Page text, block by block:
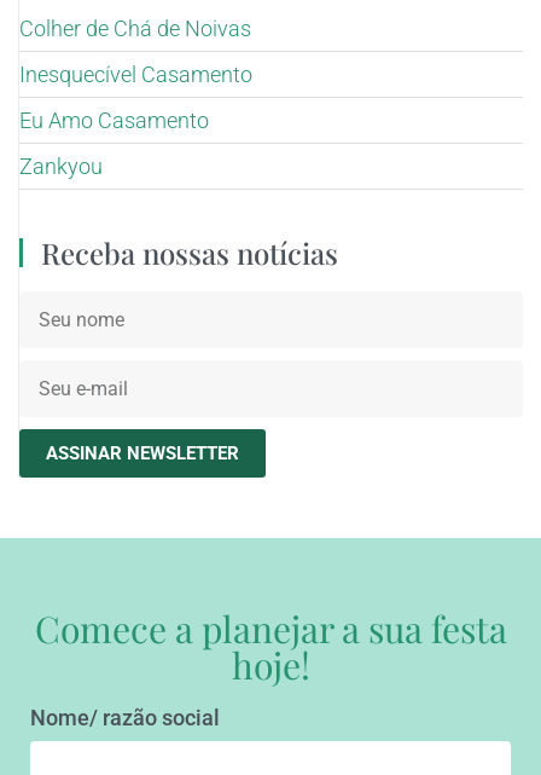
Colher de Chá de Noivas
Inesquecível Casamento
Eu Amo Casamento
Zankyou
Receba nossas notícias
ASSINAR NEWSLETTER
Comece a planejar a sua festa
hoje!
Nome/ razão social